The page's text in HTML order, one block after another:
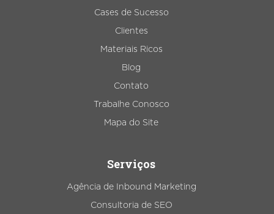
Cases de Sucesso
Clientes
Materiais Ricos
Blog
Contato
Trabalhe Conosco
Mapa do Site
Serviços
Agência de Inbound Marketing
Consultoria de SEO